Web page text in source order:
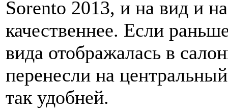
Sorento 2013, и на вид и
качественнее. Если
вида отображалась в
перенесли на
так удобней.